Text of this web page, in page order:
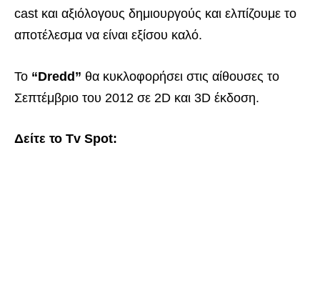
cast και αξιόλογους δημιουργούς και ελπίζουμε το
αποτέλεσμα να είναι εξίσου καλό.
To “Dredd” θα κυκλοφορήσει στις αίθουσες το
Σεπτέμβριο του 2012 σε 2D και 3D έκδοση.
Δείτε το Tv Spot: